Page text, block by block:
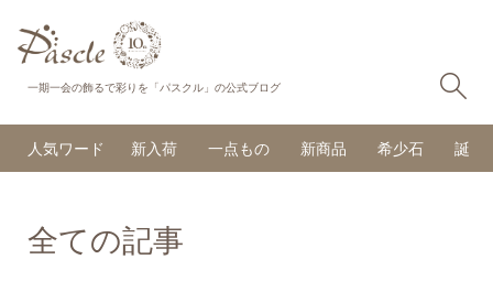
一期一会の飾るで彩りを「パスクル」の公式ブログ
人気ワード 新入荷 一点もの 新商品 希少石 誕生
全ての記事